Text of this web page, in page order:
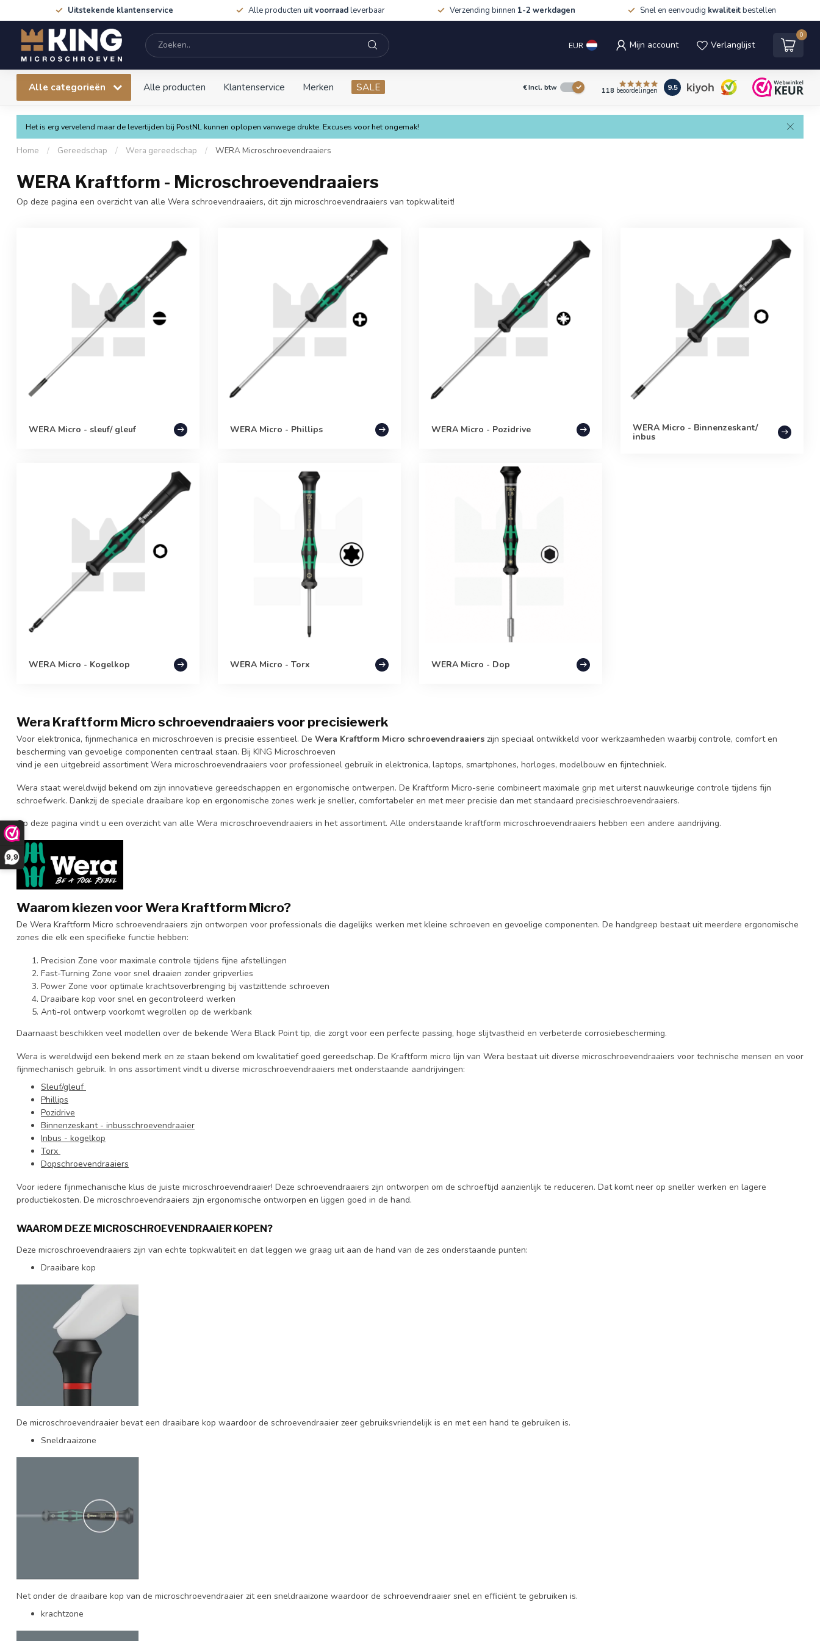
9,9
Uitstekende klantenservice Alle producten uit voorraadleverbaar Verzending binnen 1-2 werkdagen Snel en eenvoudig kwaliteitbestellen
EUR Mijn account Verlanglijst
0
Alle categorieën Alle producten Klantenservice Merken SALE €Incl. btw 118 beoordelingen 9.5
Het is erg vervelend maar de levertijden bij PostNL kunnen oplopen vanwege drukte. Excuses voor het ongemak!
Home / Gereedschap / Wera gereedschap / WERA Microschroevendraaiers
WERA Kraftform - Microschroevendraaiers
Op deze pagina een overzicht van alle Wera schroevendraaiers, dit zijn microschroevendraaiers van topkwaliteit!
WERA Micro - sleuf/ gleuf WERA Micro - Phillips WERA Micro - Pozidrive WERA Micro - Binnenzeskant/
inbus
WERA Micro - Kogelkop WERA Micro - Torx WERA Micro - Dop
Wera Kraftform Micro schroevendraaiers voor precisiewerk
Voor elektronica, fijnmechanica en microschroeven is precisie essentieel. De Wera Kraftform Micro schroevendraaiers zijn speciaal ontwikkeld voor werkzaamheden waarbij controle, comfort en
bescherming van gevoelige componenten centraal staan. Bij KING Microschroeven
vind je een uitgebreid assortiment Wera microschroevendraaiers voor professioneel gebruik in elektronica, laptops, smartphones, horloges, modelbouw en fijntechniek.
Wera staat wereldwijd bekend om zijn innovatieve gereedschappen en ergonomische ontwerpen. De Kraftform Micro-serie combineert maximale grip met uiterst nauwkeurige controle tijdens fijn
schroefwerk. Dankzij de speciale draaibare kop en ergonomische zones werk je sneller, comfortabeler en met meer precisie dan met standaard precisieschroevendraaiers.
Op deze pagina vindt u een overzicht van alle Wera microschroevendraaiers in het assortiment. Alle onderstaande kraftform microschroevendraaiers hebben een andere aandrijving.
Waarom kiezen voor Wera Kraftform Micro?
De Wera Kraftform Micro schroevendraaiers zijn ontworpen voor professionals die dagelijks werken met kleine schroeven en gevoelige componenten. De handgreep bestaat uit meerdere ergonomische
zones die elk een specifieke functie hebben:
Precision Zone voor maximale controle tijdens fijne afstellingen
Fast-Turning Zone voor snel draaien zonder gripverlies
Power Zone voor optimale krachtsoverbrenging bij vastzittende schroeven
Draaibare kop voor snel en gecontroleerd werken
Anti-rol ontwerp voorkomt wegrollen op de werkbank
Daarnaast beschikken veel modellen over de bekende Wera Black Point tip, die zorgt voor een perfecte passing, hoge slijtvastheid en verbeterde corrosiebescherming.
Wera is wereldwijd een bekend merk en ze staan bekend om kwalitatief goed gereedschap. De Kraftform micro lijn van Wera bestaat uit diverse microschroevendraaiers voor technische mensen en voor
fijnmechanisch gebruik. In ons assortiment vindt u diverse microschroevendraaiers met onderstaande aandrijvingen:
Sleuf/gleuf
Phillips
Pozidrive
Binnenzeskant - inbusschroevendraaier
Inbus - kogelkop
Torx
Dopschroevendraaiers
Voor iedere fijnmechanische klus de juiste microschroevendraaier! Deze schroevendraaiers zijn ontworpen om de schroeftijd aanzienlijk te reduceren. Dat komt neer op sneller werken en lagere
productiekosten. De microschroevendraaiers zijn ergonomische ontworpen en liggen goed in de hand.
WAAROM DEZE MICROSCHROEVENDRAAIER KOPEN?
Deze microschroevendraaiers zijn van echte topkwaliteit en dat leggen we graag uit aan de hand van de zes onderstaande punten:
Draaibare kop
De microschroevendraaier bevat een draaibare kop waardoor de schroevendraaier zeer gebruiksvriendelijk is en met een hand te gebruiken is.
Sneldraaizone
Net onder de draaibare kop van de microschroevendraaier zit een sneldraaizone waardoor de schroevendraaier snel en efficiënt te gebruiken is.
krachtzone